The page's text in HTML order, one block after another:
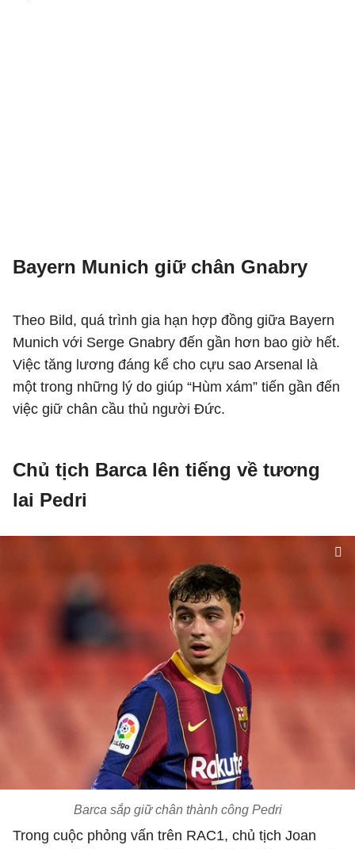
Bayern Munich giữ chân Gnabry
Theo Bild, quá trình gia hạn hợp đồng giữa Bayern
Munich với Serge Gnabry đến gần hơn bao giờ hết.
Việc tăng lương đáng kể cho cựu sao Arsenal là
một trong những lý do giúp “Hùm xám” tiến gần đến
việc giữ chân cầu thủ người Đức.
Chủ tịch Barca lên tiếng về tương
lai Pedri
Barca sắp giữ chân thành công Pedri
Trong cuộc phỏng vấn trên RAC1, chủ tịch Joan